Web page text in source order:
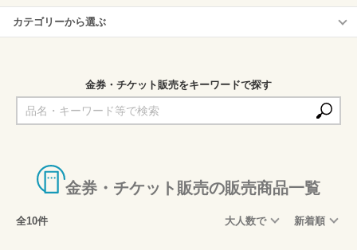
カテゴリーから選ぶ
収入印紙・切手・はがき
プリペイドカード
新幹線・特急回数券
レジャー券
金券・チケット販売をキーワードで探す
金券・チケット販売の販売商品一覧
全10件 大人数で 新着順